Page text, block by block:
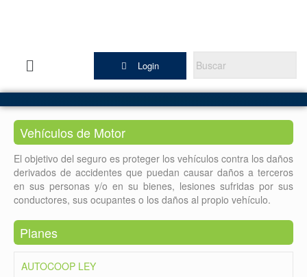
Login
Vehículos de Motor
El objetivo del seguro es proteger los vehículos contra los daños
derivados de accidentes que puedan causar daños a terceros
en sus personas y/o en su bienes, lesiones sufridas por sus
conductores, sus ocupantes o los daños al propio vehículo.
Planes
AUTOCOOP LEY